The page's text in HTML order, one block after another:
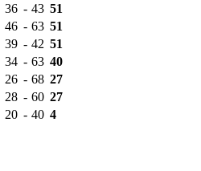
36 - 43 51
46 - 63 51
39 - 42 51
34 - 63 40
26 - 68 27
28 - 60 27
20 - 40 4